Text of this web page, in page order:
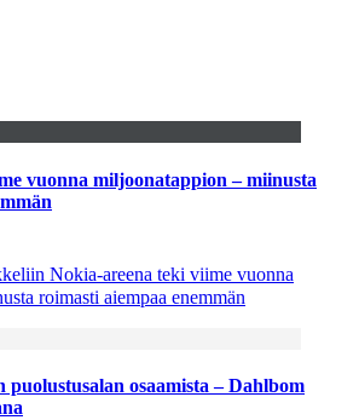
vuonna miljoonatappion – miinusta
Nokia-areena teki viime vuonna
roimasti aiempaa enemmän
puolustusalan osaamista – Dahlbom